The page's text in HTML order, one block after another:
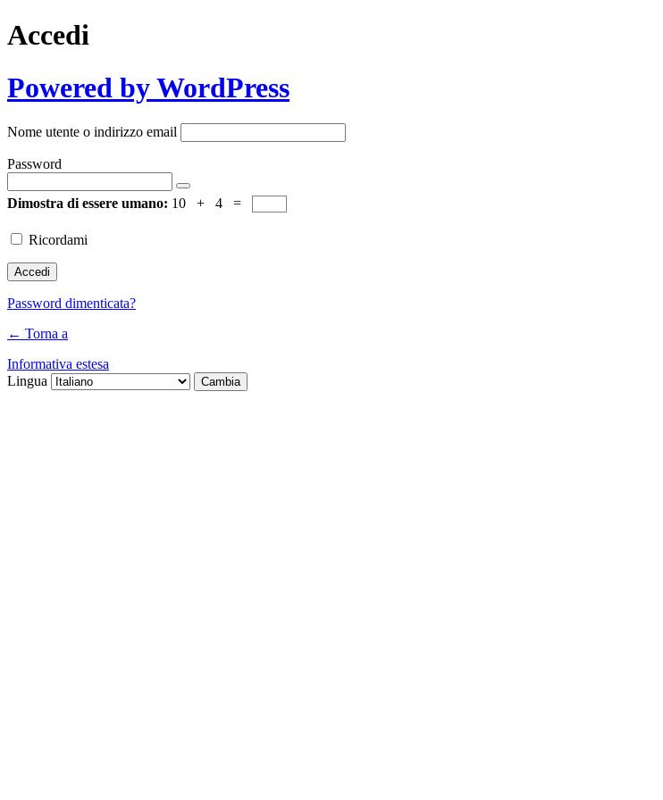
Accedi
Powered by WordPress
Nome utente o indirizzo email
Password
Dimostra di essere umano: 10 + 4 =
Ricordami
Password dimenticata?
← Torna a
Informativa estesa
Lingua